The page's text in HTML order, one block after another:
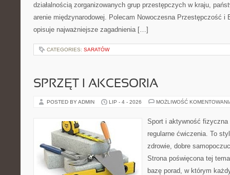
działalnością zorganizowanych grup przestępczych w kraju,
arenie międzynarodowej. Polecam Nowoczesna Przestępczość i
opisuje najważniejsze zagadnienia […]
CATEGORIES: SARATÓW
SPRZĘT I AKCESORIA
POSTED BY ADMIN LIP - 4 - 2026 MOŻLIWOŚĆ
Sport i aktywność
regularne ćwiczenia. To
zdrowie, dobre
Strona poświęcona tej
bazę porad, w którym